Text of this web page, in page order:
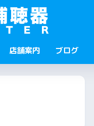
店舗案内 ブログ